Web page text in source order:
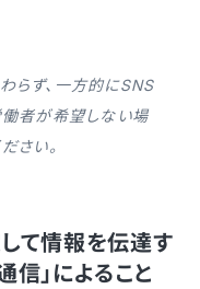
らず、一方的にSNS
働者が希望しない場
さい。
して情報を伝達す
」によること